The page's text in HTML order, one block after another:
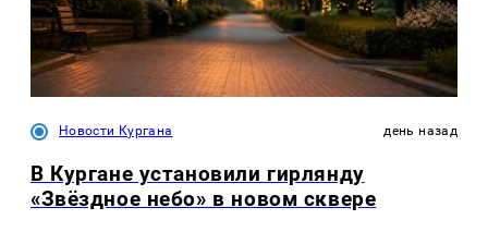
Новости Кургана день назад
В Кургане установили гирлянду
«Звёздное небо» в новом сквере